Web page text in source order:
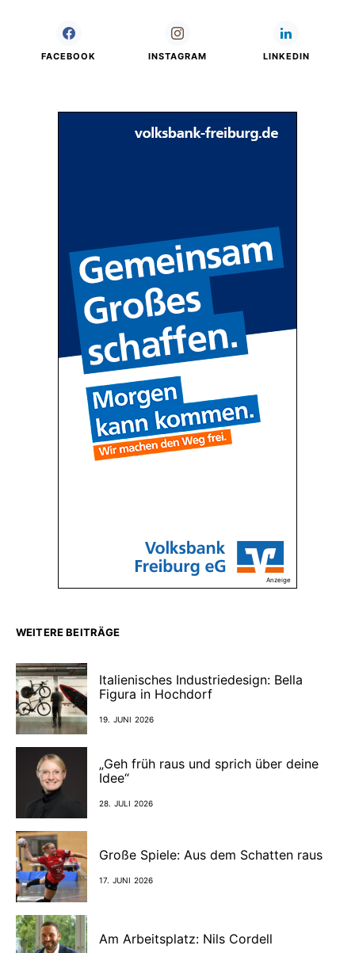
FACEBOOK INSTAGRAM LINKEDIN
Anzeige
WEITERE BEITRÄGE
Italienisches Industriedesign: Bella
Figura in Hochdorf
19. JUNI 2026
„Geh früh raus und sprich über deine
Idee“
28. JULI 2026
Große Spiele: Aus dem Schatten raus
17. JUNI 2026
Am Arbeitsplatz: Nils Cordell